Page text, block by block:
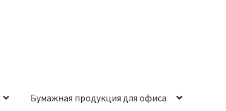
Бумажная продукция для офиса